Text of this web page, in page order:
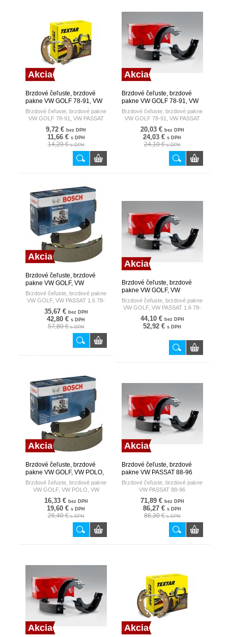
Akcia
Brzdové čeľuste, brzdové
pakne VW GOLF 78-91, VW
PASSAT 78- TEXTAR
Brzdové čeľuste, brzdové pakne
VW GOLF 78-91, VW PASSAT
78-
9,72 € bez DPH
11,66 € s DPH
14,20 €s DPH
Akcia
Brzdové čeľuste, brzdové
pakne VW GOLF 78-91, VW
PASSAT 78- TRW
Brzdové čeľuste, brzdové pakne
VW GOLF 78-91, VW PASSAT
78-
20,03 € bez DPH
24,03 € s DPH
24,10 €s DPH
Akcia
Brzdové čeľuste, brzdové
pakne VW GOLF, VW
PASSAT 1.6 78-93 BOSCH
Brzdové čeľuste, brzdové pakne
VW GOLF, VW PASSAT 1.6 78-
93
35,67 € bez DPH
42,80 € s DPH
57,80 €s DPH
Akcia
Brzdové čeľuste, brzdové
pakne VW GOLF, VW
PASSAT 1.6 78-93 TRW
Brzdové čeľuste, brzdové pakne
VW GOLF, VW PASSAT 1.6 78-
93
44,10 € bez DPH
52,92 € s DPH
Akcia
Brzdové čeľuste, brzdové
pakne VW GOLF, VW POLO,
VW LUPO 91- BOSCH
Brzdové čeľuste, brzdové pakne
VW GOLF, VW POLO, VW
LUPO 91-
16,33 € bez DPH
19,60 € s DPH
26,40 €s DPH
Akcia
Brzdové čeľuste, brzdové
pakne VW PASSAT 88-96
TRW
Brzdové čeľuste, brzdové pakne
VW PASSAT 88-96
71,89 € bez DPH
86,27 € s DPH
86,30 €s DPH
Akcia Akcia